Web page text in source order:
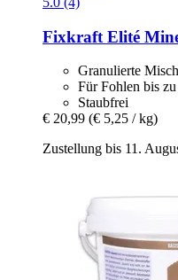
Fixkraft Elité
Granulierte
Für Fohlen bis
Staubfrei
€ 20,99 (€ 5,25 / kg)
Zustellung bis 11.